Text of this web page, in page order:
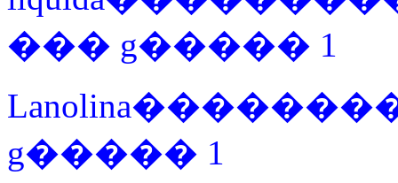
��� g����� 1
g����� 1